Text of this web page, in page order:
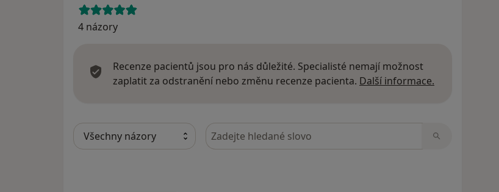
4 názory
Recenze pacientů jsou pro nás důležité. Specialisté nemají možnost
zaplatit za odstranění nebo změnu recenze pacienta. Další informace.
Hledejte v názorech